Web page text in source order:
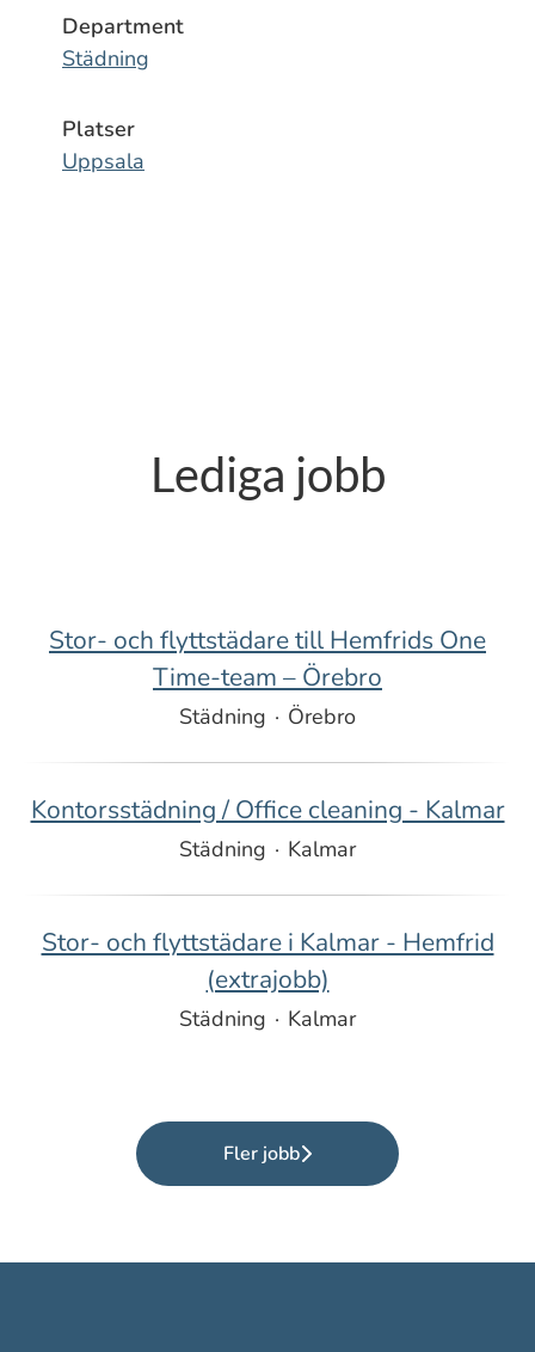
Department
Städning
Platser
Uppsala
Lediga jobb
Stor- och flyttstädare till Hemfrids One
Time-team – Örebro
Städning · Örebro
Kontorsstädning / Office cleaning - Kalmar
Städning · Kalmar
Stor- och flyttstädare i Kalmar - Hemfrid
(extrajobb)
Städning · Kalmar
Fler jobb